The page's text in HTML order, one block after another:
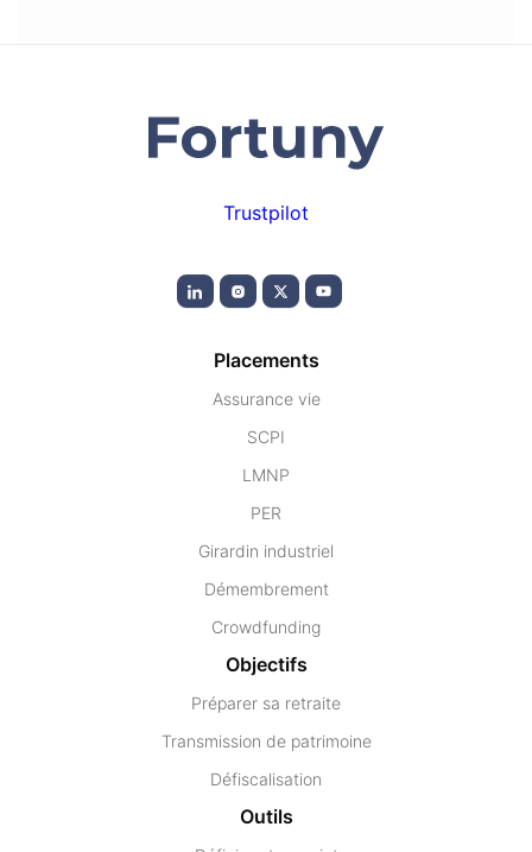
Trustpilot
Placements
Assurance vie
SCPI
LMNP
PER
Girardin industriel
Démembrement
Crowdfunding
Objectifs
Préparer sa retraite
Transmission de patrimoine
Défiscalisation
Outils